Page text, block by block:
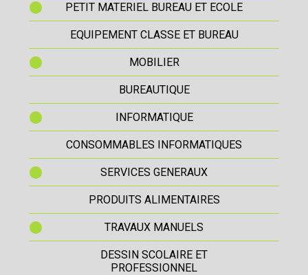
PETIT MATERIEL BUREAU ET ECOLE
EQUIPEMENT CLASSE ET BUREAU
MOBILIER
BUREAUTIQUE
INFORMATIQUE
CONSOMMABLES INFORMATIQUES
SERVICES GENERAUX
PRODUITS ALIMENTAIRES
TRAVAUX MANUELS
DESSIN SCOLAIRE ET
PROFESSIONNEL